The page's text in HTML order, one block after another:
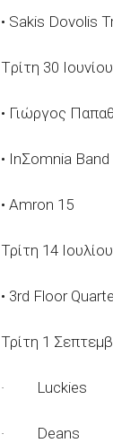
• Sakis Dovolis
Tρίτη 30
• Γιώργος
• InΣomnia Band
• Amron 15
Τρίτη 14
• 3rd Floor
Τρίτη 1
· Luckies
· Deans